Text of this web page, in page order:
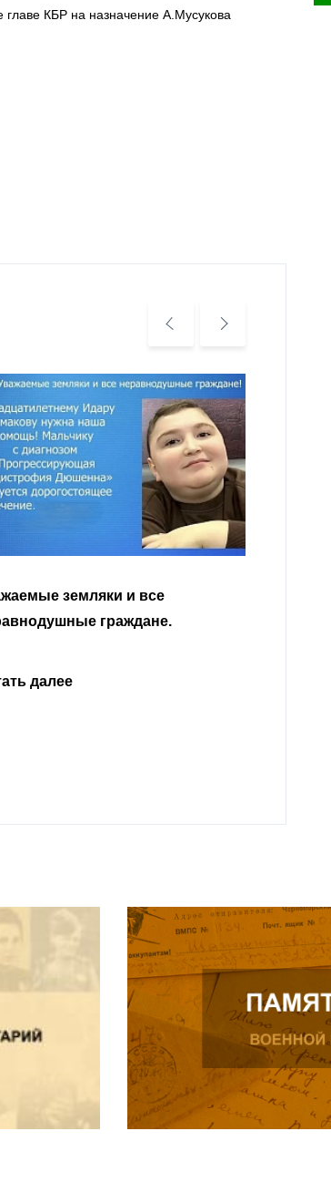
КБР на назначение А.Мусукова
земляки и все
граждане.
далее